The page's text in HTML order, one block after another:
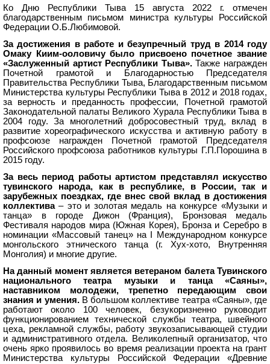
Ко Дню Республики Тыва 15 августа 2022 г. отмечен
благодарственным письмом министра культуры Российской
Федерации О.Б.Любимовой.
За достижения в работе и безупречный труд в 2014 году
Омаку Киим-ооловичу было присвоено почетное звание
«Заслуженный артист Республики Тыва».Также награжден
Почетной грамотой и Благодарностью Председателя
Правительства Республики Тыва, Благодарственным письмом
Министерства культуры Республики Тыва в 2012 и 2018 годах,
за верность и преданность профессии, Почетной грамотой
Законодательной палаты Великого Хурала Республики Тыва в
2004 году. За многолетний добросовестный труд, вклад в
развитие хореографического искусства и активную работу в
профсоюзе награжден Почетной грамотой Председателя
Российского профсоюза работников культуры Г.П.Порошина в
2015 году.
За весь период работы артистом представлял искусство
тувинского народа, как в республике, в России, так и
зарубежных поездках, где внес свой вклад в достижения
коллектива– это и золотая медаль на конкурсе «Музыки и
танца» в городе Дижон (Франция), Бронзовая медаль
Фестиваля народов мира (Южная Корея), Бронза и Серебро в
номинации «Массовый танец» на I Международном конкурсе
монгольского этнического танца (г. Хух-хото, Внутренняя
Монголия) и многие другие.
На данный момент является ветераном балета Тувинского
национального театра музыки и танца «Саяны»,
наставником молодежи, трепетно передающим свои
знания и умения.В большом коллективе театра «Саяны», где
работают около 100 человек, безукоризненно руководит
функционированием технической службы театра, швейного
цеха, рекламной службы, работу звукозаписывающей студии
и административного отдела. Великолепный организатор, что
очень ярко проявилось во время реализации проекта на грант
Министерства культуры Российской Федерации «Древние